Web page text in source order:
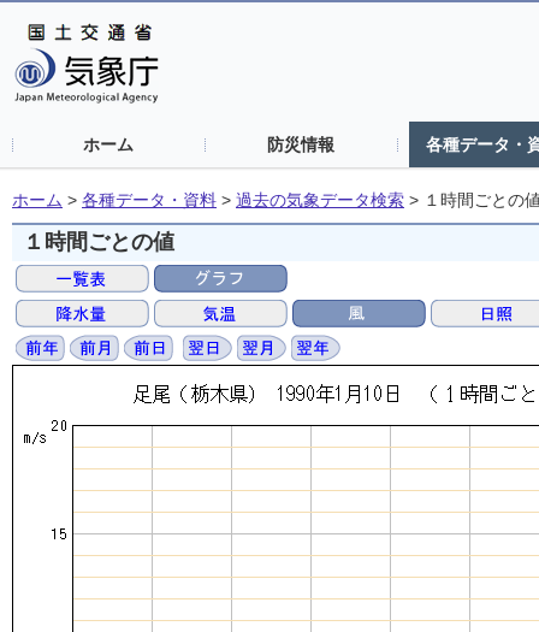
ホーム 防災情報 各種データ・
ホーム > 各種データ・資料 > 過去の気象データ検索 > １時間ごとの
１時間ごとの値